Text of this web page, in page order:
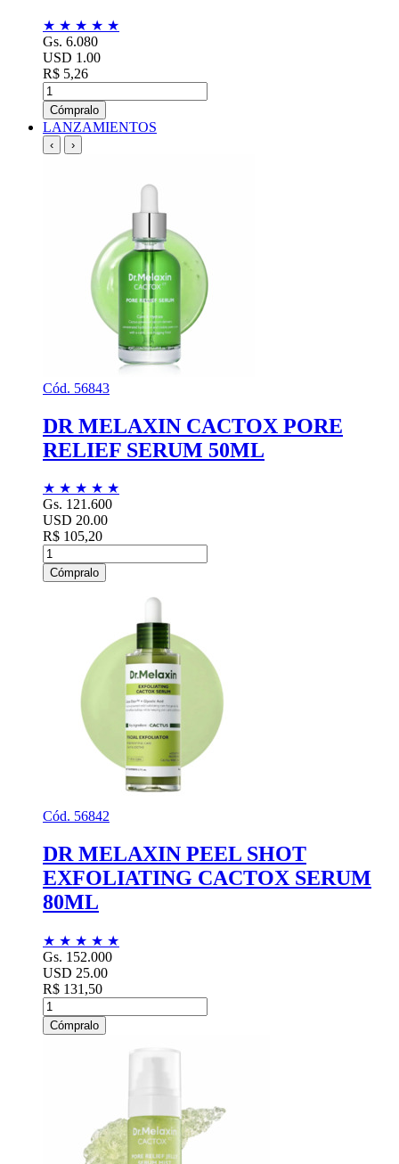
★ ★ ★ ★ ★
Gs. 6.080
USD 1.00
R$ 5,26
Cómpralo
LANZAMIENTOS
‹ ›
Cód. 56843
DR MELAXIN CACTOX PORE
RELIEF SERUM 50ML
★ ★ ★ ★ ★
Gs. 121.600
USD 20.00
R$ 105,20
Cómpralo
Cód. 56842
DR MELAXIN PEEL SHOT
EXFOLIATING CACTOX SERUM
80ML
★ ★ ★ ★ ★
Gs. 152.000
USD 25.00
R$ 131,50
Cómpralo